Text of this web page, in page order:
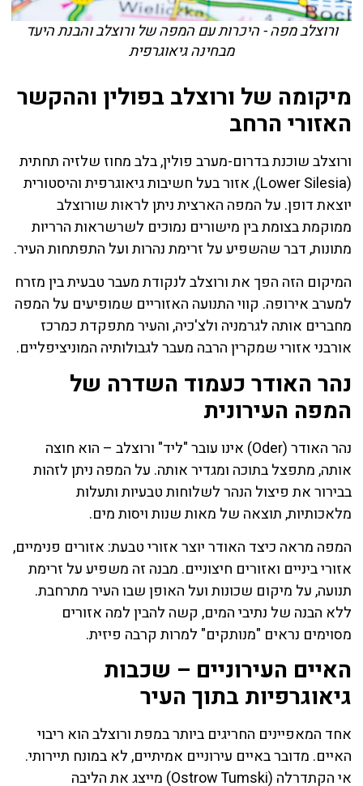
ורוצלב מפה - היכרות עם המפה של ורוצלב והבנת היעד
מבחינה גיאוגרפית
מיקומה של ורוצלב בפולין וההקשר
האזורי הרחב
ורוצלב שוכנת בדרום-מערב פולין, בלב מחוז שלזיה תחתית
(Lower Silesia), אזור בעל חשיבות גיאוגרפית והיסטורית
יוצאת דופן. על המפה הארצית ניתן לראות שורוצלב
ממוקמת בצומת בין מישורים נמוכים לשרשראות הרריות
מתונות, דבר שהשפיע על זרימת נהרות ועל התפתחות העיר.
המיקום הזה הפך את ורוצלב לנקודת מעבר טבעית בין מזרח
למערב אירופה. קווי התנועה האזוריים שמופיעים על המפה
מחברים אותה לגרמניה ולצ'כיה, והעיר מתפקדת כמרכז
אורבני אזורי שמקרין הרבה מעבר לגבולותיה המוניציפליים.
נהר האודר כעמוד השדרה של
המפה העירונית
נהר האודר (Oder) אינו עובר "ליד" ורוצלב – הוא חוצה
אותה, מתפצל בתוכה ומגדיר אותה. על המפה ניתן לזהות
בבירור את פיצול הנהר לשלוחות טבעיות ותעלות
מלאכותיות, תוצאה של מאות שנות ויסות מים.
המפה מראה כיצד האודר יוצר אזורי טבעת: אזורים פנימיים,
אזורי ביניים ואזורים חיצוניים. מבנה זה משפיע על זרימת
תנועה, על מיקום שכונות ועל האופן שבו העיר מתרחבת.
ללא הבנה של נתיבי המים, קשה להבין למה אזורים
מסוימים נראים "מנותקים" למרות קרבה פיזית.
האיים העירוניים – שכבות
גיאוגרפיות בתוך העיר
אחד המאפיינים החריגים ביותר במפת ורוצלב הוא ריבוי
האיים. מדובר באיים עירוניים אמיתיים, לא במונח תיירותי.
אי הקתדרלה (Ostrow Tumski) מייצג את הליבה